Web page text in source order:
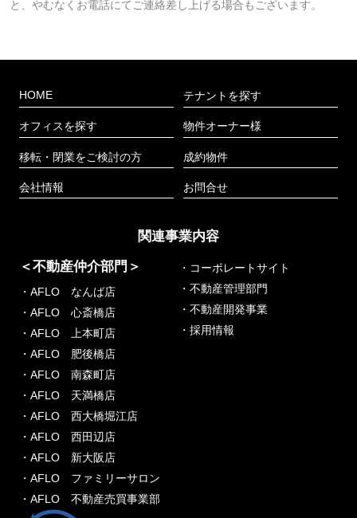
と、やむなくお電話にてご連絡差し上げる場合もございます。
HOME
オフィスを探す
移転・閉業をご検討の方
会社情報
テナントを探す
物件オーナー様
成約物件
お問合せ
関連事業内容
＜不動産仲介部門＞
・AFLO なんば店
・AFLO 心斎橋店
・AFLO 上本町店
・AFLO 肥後橋店
・AFLO 南森町店
・AFLO 天満橋店
・AFLO 西大橋堀江店
・AFLO 西田辺店
・AFLO 新大阪店
・AFLO ファミリーサロン
・AFLO 不動産売買事業部
・コーポレートサイト
・不動産管理部門
・不動産開発事業
・採用情報